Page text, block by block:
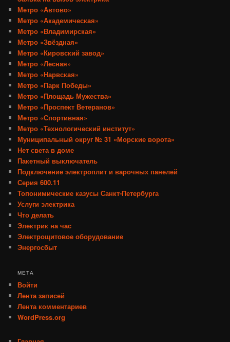
Метро «Автово»
Метро «Академическая»
Метро «Владимирская»
Метро «Звёздная»
Метро «Кировский завод»
Метро «Лесная»
Метро «Нарвская»
Метро «Парк Победы»
Метро «Площадь Мужества»
Метро «Проспект Ветеранов»
Метро «Спортивная»
Метро «Технологический институт»
Муниципальный округ № 31 «Морские ворота»
Нет света в доме
Пакетный выключатель
Подключение электроплит и варочных панелей
Серия 600.11
Топонимические казусы Санкт-Петербурга
Услуги электрика
Что делать
Электрик на час
Электрощитовое оборудование
Энергосбыт
МЕТА
Войти
Лента записей
Лента комментариев
WordPress.org